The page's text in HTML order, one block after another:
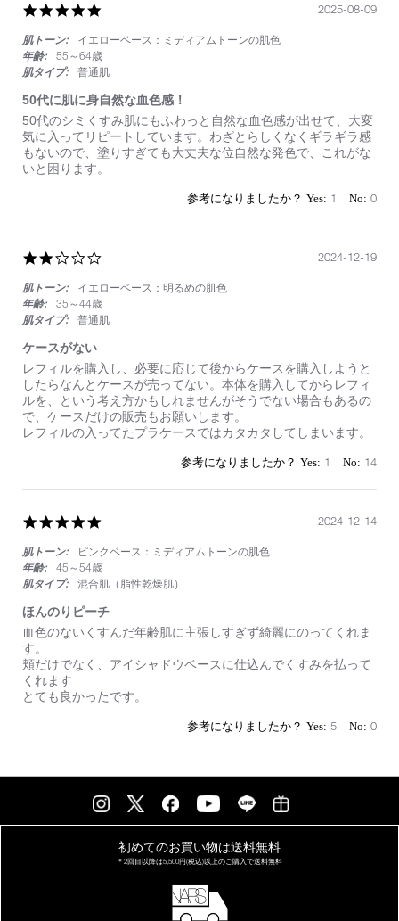
rating
肌トーン:
イエローベース：ミディアムトーンの肌色
年齢:
55～64歳
肌タイプ:
普通肌
50代に肌に身自然な血色感！
Review
by
on
9
Aug
review
stating
50
代
身
然
血
色
感！
50代のシミくすみ肌にもふわっと自然な血色感が出せて、大変
気に入ってリピートしています。わざとらしくなくギラギラ感
もないので、塗りすぎても大丈夫な位自然な発色で、これがな
いと困ります。
2025-08-09
1 0
rating
肌トーン:
イエローベース：明るめの肌色
年齢:
35～44歳
肌タイプ:
普通肌
ケースがない
Review
by
on
19
Dec
2024
review
stating
ケ
ー
ス
が
レフィルを購入し、必要に応じて後からケースを購入しようと
したらなんとケースが売ってない。本体を購入してからレフィ
ルを、という考え方かもしれませんがそうでない場合もあるの
で、ケースだけの販売もお願いします。
レフィルの入ってたプラケースではカタカタしてしまいます。
2024-12-19
1 14
rating
肌トーン:
ピンクベース：ミディアムトーンの肌色
年齢:
45～54歳
肌タイプ:
混合肌（脂性乾燥肌）
ほんのりピーチ
Review
by
on
14
Dec
2024
review
stating
ほ
ん
の
り
血色のないくすんだ年齢肌に主張しすぎず綺麗にのってくれま
す。
頬だけでなく、アイシャドウベースに仕込んでくすみを払って
くれます
とても良かったです。
2024-12-14
5 0
初めてのお買い物は送料無料
＊2回目以降は5,500円(税込)以上の ご購入で送料無料